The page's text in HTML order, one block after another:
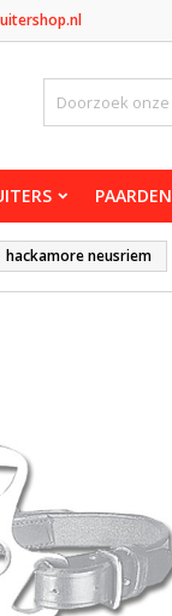
PAARDEN
hackamore neusriem